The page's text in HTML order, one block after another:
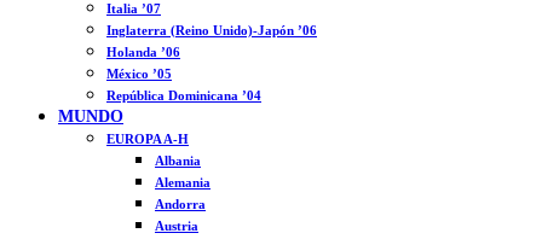
Italia ’07
Inglaterra (Reino Unido)-Japón ’06
Holanda ’06
México ’05
República Dominicana ’04
MUNDO
EUROPA A-H
Albania
Alemania
Andorra
Austria